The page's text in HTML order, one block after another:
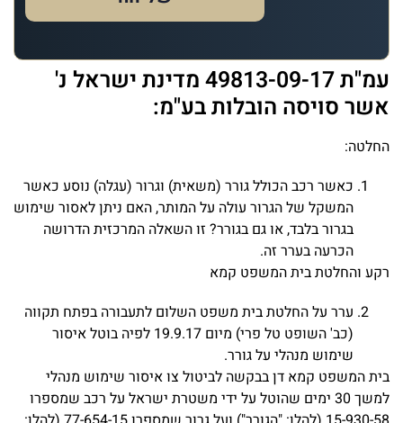
עמ"ת 49813-09-17 מדינת ישראל נ'
אשר סויסה הובלות בע"מ:
החלטה:
כאשר רכב הכולל גורר (משאית) וגרור (עגלה) נוסע כאשר
המשקל של הגרור עולה על המותר, האם ניתן לאסור שימוש
בגרור בלבד, או גם בגורר? זו השאלה המרכזית הדרושה
הכרעה בערר זה.
רקע והחלטת בית המשפט קמא
ערר על החלטת בית משפט השלום לתעבורה בפתח תקווה
(כב' השופט טל פרי) מיום 19.9.17 לפיה בוטל איסור
שימוש מנהלי על גורר.
בית המשפט קמא דן בבקשה לביטול צו איסור שימוש מנהלי
למשך 30 ימים שהוטל על ידי משטרת ישראל על רכב שמספרו